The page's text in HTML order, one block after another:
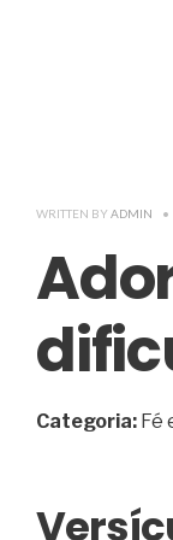
WRITTEN BY ADMIN •
Categoria: Fé